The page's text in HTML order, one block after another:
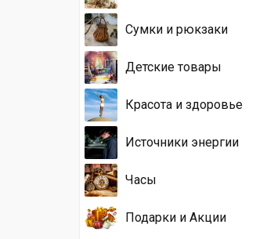
Сумки и рюкзаки
Детские товары
Красота и здоровье
Источники энергии
Часы
Подарки и Акции